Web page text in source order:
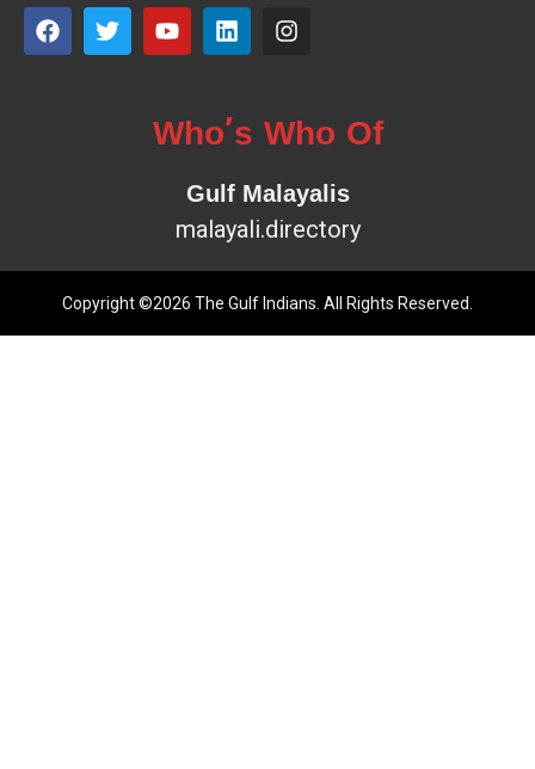
Who’s Who Of
Gulf Malayalis
malayali.directory
Copyright ©2026 The Gulf Indians. All Rights Reserved.